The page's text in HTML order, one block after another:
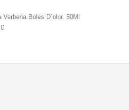
Verbena Boles D´olor. 50Ml
€